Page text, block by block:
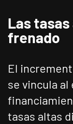
Las
frenado
El
se vincula al
tasas altas